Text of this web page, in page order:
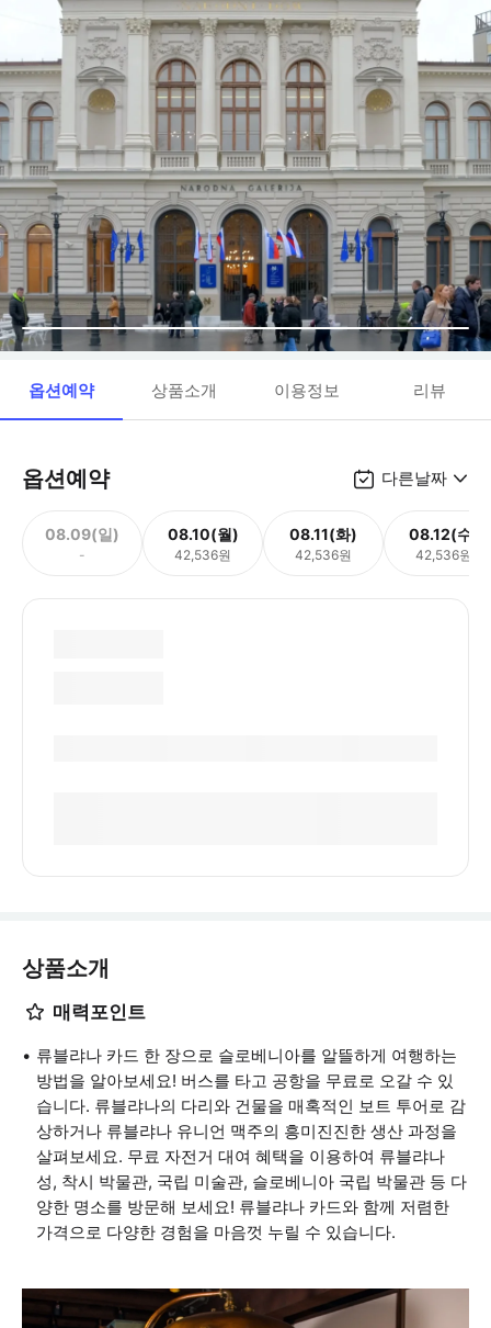
옵션예약 상품소개 이용정보 리뷰
옵션예약 다른날짜
08.09(일)
-
08.10(월)
42,536원
08.11(화)
42,536원
08.12(수)
42,536원
상품소개
매력포인트
류블랴나 카드 한 장으로 슬로베니아를 알뜰하게 여행하는
방법을 알아보세요! 버스를 타고 공항을 무료로 오갈 수 있
습니다. 류블랴나의 다리와 건물을 매혹적인 보트 투어로 감
상하거나 류블랴나 유니언 맥주의 흥미진진한 생산 과정을
살펴보세요. 무료 자전거 대여 혜택을 이용하여 류블랴나
성, 착시 박물관, 국립 미술관, 슬로베니아 국립 박물관 등 다
양한 명소를 방문해 보세요! 류블랴나 카드와 함께 저렴한
가격으로 다양한 경험을 마음껏 누릴 수 있습니다.